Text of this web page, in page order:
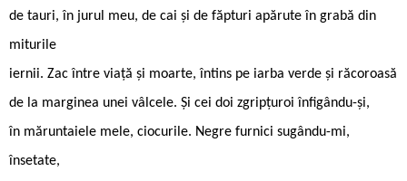
de tauri, în jurul meu, de cai și de făpturi apărute în grabă din
miturile
iernii. Zac între viață și moarte, întins pe iarba verde și răcoroasă
de la marginea unei vâlcele. Și cei doi zgripțuroi înfigându-și,
în măruntaiele mele, ciocurile. Negre furnici sugându-mi,
însetate,